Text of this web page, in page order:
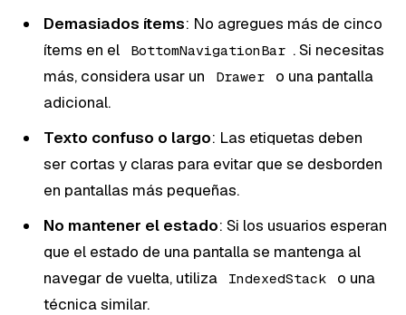
Demasiados ítems: No agregues más de cinco
ítems en el
BottomNavigationBar . Si necesitas
más, considera usar un
Drawer
o una pantalla
adicional.
Texto confuso o largo: Las etiquetas deben
ser cortas y claras para evitar que se desborden
en pantallas más pequeñas.
No mantener el estado: Si los usuarios esperan
que el estado de una pantalla se mantenga al
navegar de vuelta, utiliza
IndexedStack
o una
técnica similar.